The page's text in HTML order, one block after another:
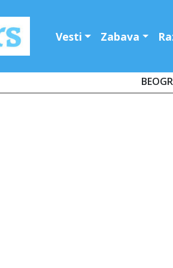
Vesti Zabava